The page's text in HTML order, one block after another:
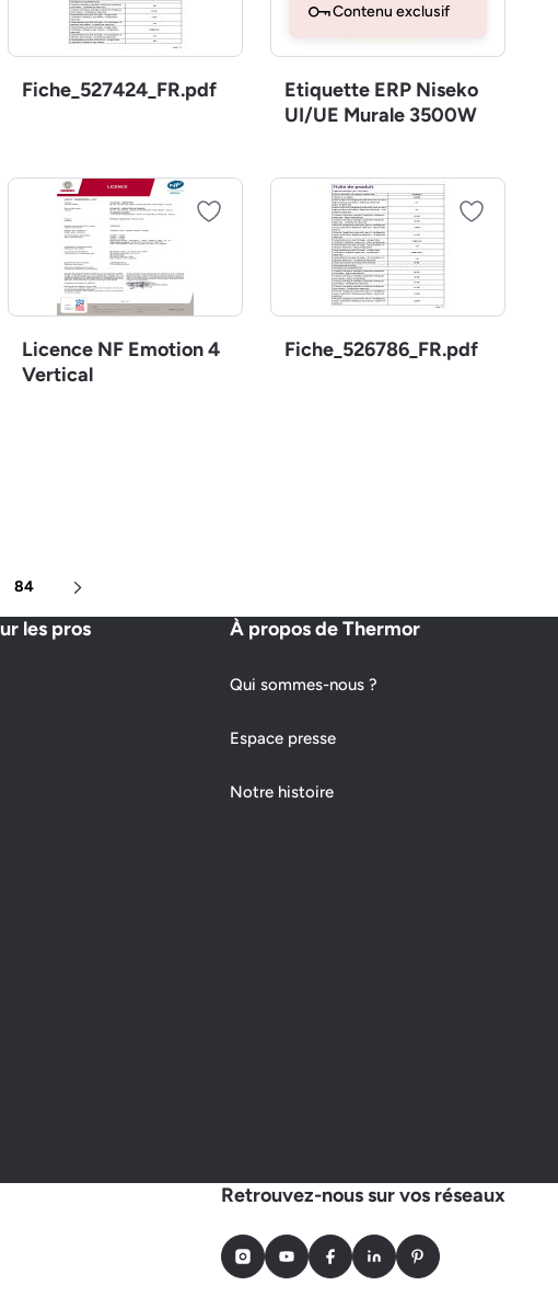
Fiche_527424_FR.pdf
Contenu exclusif
Etiquette ERP Niseko
UI/UE Murale 3500W
Licence NF Emotion 4
Vertical
Fiche_526786_FR.pdf
84
Page suivante
les pros À propos de Thermor
Qui sommes-nous ?
Espace presse
Notre histoire
Retrouvez-nous sur vos réseaux
InstagramYoutubeFacebookLinkedInPinterest